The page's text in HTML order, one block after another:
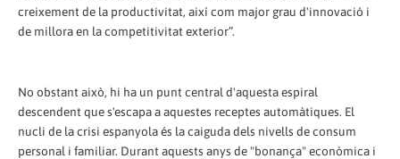
creixement de la productivitat, així com major grau d'innovació i
de millora en la competitivitat exterior”.
No obstant això, hi ha un punt central d'aquesta espiral
descendent que s'escapa a aquestes receptes automàtiques. El
nucli de la crisi espanyola és la caiguda dels nivells de consum
personal i familiar. Durant aquests anys de "bonança" econòmica i